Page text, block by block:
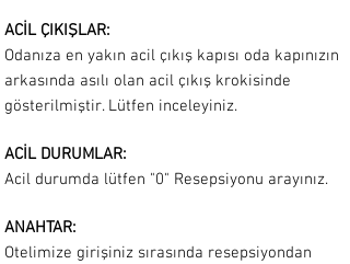
ACİL ÇIKIŞLAR:
Odanıza en yakın acil çıkış kapısı oda kapınızın
arkasında asılı olan acil çıkış krokisinde
gösterilmiştir. Lütfen inceleyiniz.
ACİL DURUMLAR:
Acil durumda lütfen "0" Resepsiyonu arayınız.
ANAHTAR:
Otelimize girişiniz sırasında resepsiyondan